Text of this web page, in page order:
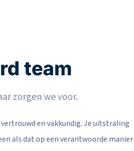
team
zorgen we voor.
en vakkundig. Je uitstraling
als dat op een verantwoorde manier